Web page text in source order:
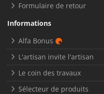
Formulaire de retour
Informations
Alfa Bonus
L'artisan invite l'artisan
Le coin des travaux
Sélecteur de produits